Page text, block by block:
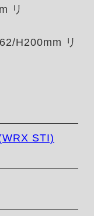
リ
H200mm リ
STI)